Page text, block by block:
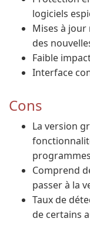
logiciels
Mises à
des
Faible
Interface
Cons
La version
Comprend
passer à la
Taux de
de certains